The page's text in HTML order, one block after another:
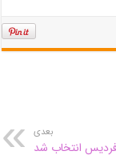
بعدی
انتخاب شد